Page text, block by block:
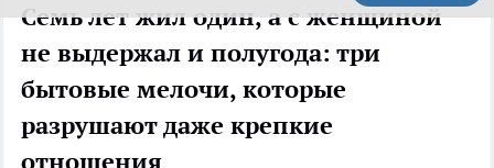
Семь лет жил один, а с женщиной
не выдержал и полугода: три
бытовые мелочи, которые
разрушают даже крепкие